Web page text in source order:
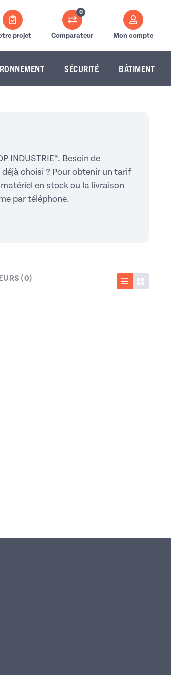
projet
0
Comparateur Mon compte
SÉCURITÉ BÂTIMENT
INDUSTRIE®. Besoin de
choisi ? Pour obtenir un tarif
en stock ou la livraison
par téléphone.
(0)
Liste